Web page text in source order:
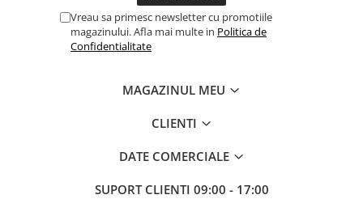
Accesorii polizare si slefuire
Accesorii vopsire si tencuire
Vreau sa primesc newsletter cu promotiile
magazinului. Afla mai multe in Politica de
Confidentialitate
MAGAZINUL MEU
CLIENTI
DATE COMERCIALE
SUPORT CLIENTI 09:00 - 17:00